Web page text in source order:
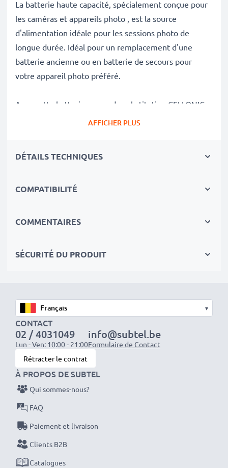
La batterie haute capacité, spécialement conçue pour
les caméras et appareils photo , est la source
d'alimentation idéale pour les sessions photo de
longue durée. Idéal pour un remplacement d'une
batterie ancienne ou en batterie de secours pour
votre appareil photo préféré.
Avec cette batterie neuve de substitution CELLONIC,
retrouvez la performance de votre appareil photo
✔Batterie de rechange de très bonne qualité
avec
✔Longue durée de vie
avec sa Technologie moderne
✔Sécurité et Fiabilité Garanties contre
✔ Les batteries sont testées et contrôlées
Données techniques:
Marque:CELLONIC
Capacité: 700mAh
Tension: 3.7V
Type de cellule: Lithium Ion
Couleur: gris
Avec CELLONIC – vous avez une batterie neuve de
rechange pas chère et de grande qualité pour votre
AFFICHER PLUS
DÉTAILS TECHNIQUES
COMPATIBILITÉ
COMMENTAIRES
SÉCURITÉ DU PRODUIT
▾
CONTACT
02 / 4031049
Lun - Ven: 10:00 - 21:00
info@subtel.be
Formulaire de Contact
Rétracter le contrat
À PROPOS DE SUBTEL
Qui sommes-nous?
FAQ
Paiement et livraison
Clients B2B
Catalogues